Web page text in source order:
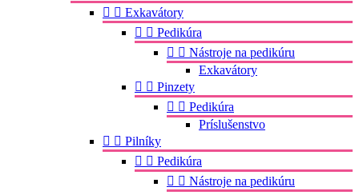
  Exkavátory
  Pedikúra
  Nástroje na pedikúru
Exkavátory
  Pinzety
  Pedikúra
Príslušenstvo
  Pilníky
  Pedikúra
  Nástroje na pedikúru